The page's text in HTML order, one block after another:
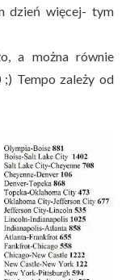
dzień więcej- tym
a można równie
Tempo zależy od